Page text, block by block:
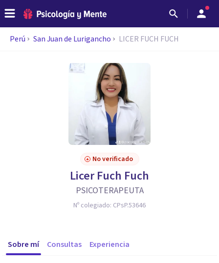
Perú San Juan de Lurigancho LICER FUCH FUCH
No verificado
Licer Fuch Fuch
PSICOTERAPEUTA
Nº colegiado: CPsP.53646
Sobre mí Consultas Experiencia